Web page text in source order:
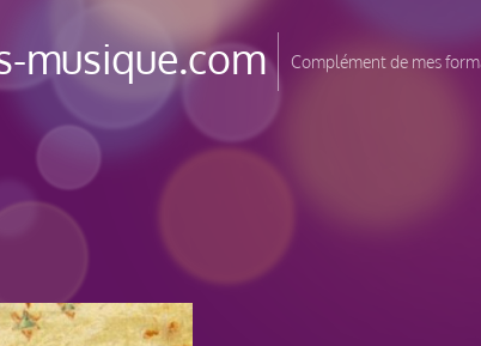
musique.com Complément de mes